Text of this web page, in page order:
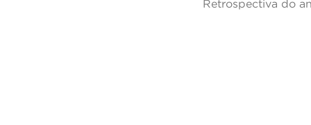
Retrospectiva do